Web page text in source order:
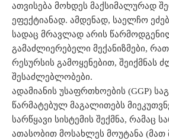
ათვისება მოხდეს მაქსიმალურად
ეფექტიანად. ამდენად, საელჩო
სადაც მრავლად არის
გამაძლიერებელი მექანიზმები,
რესურსის გამოყენებით, შეიქმნას
შესაძლებლობები.
ადამიანის უსაფრთხოების (GGP)
წარმატებულ მაგალითებს
სარწყავი სისტემის შექმნა, რამაც
ათასობით მოსახლეს მოუტანა (მათ